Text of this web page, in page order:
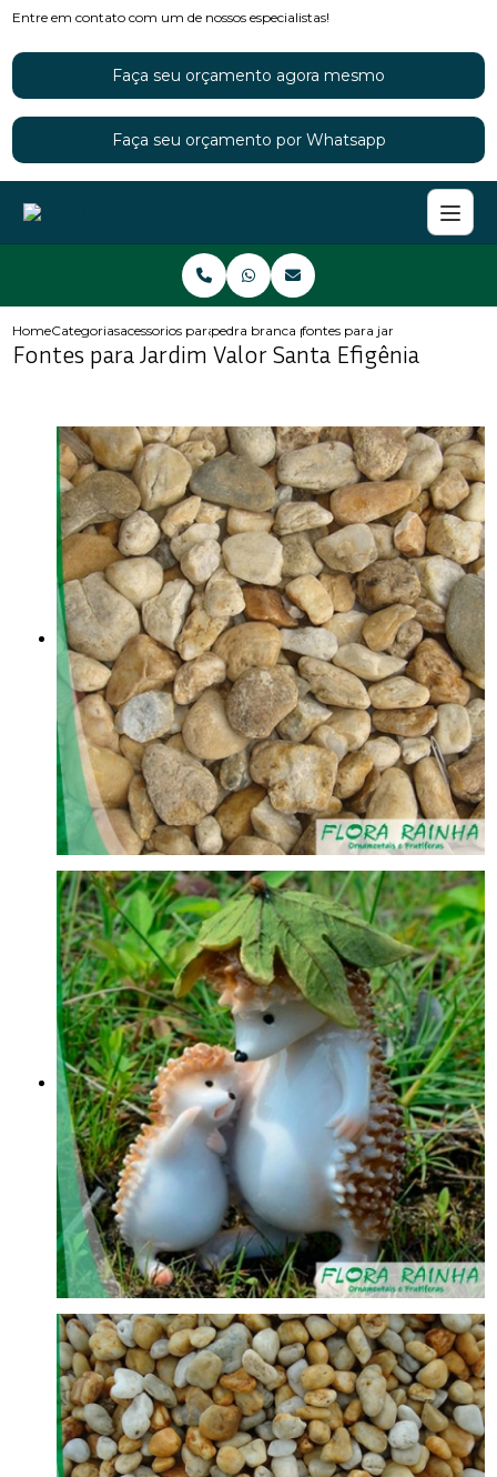
Entre em contato com um de nossos especialistas!
Faça seu orçamento agora mesmo
Faça seu orçamento por Whatsapp
HomeCategoriasacessorios para jardinspedra branca para jardimfontes para jardim valor santa
Fontes para Jardim Valor Santa Efigênia